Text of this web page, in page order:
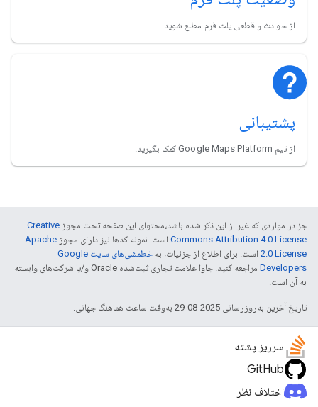
از حوادث و قطعی پلت فرم مطلع شوید.
پشتیبانی
از تیم Google Maps Platform کمک بگیرید.
جز در مواردی که غیر از این ذکر شده باشد،‌محتوای این صفحه تحت مجوز Creative
Commons Attribution 4.0 License است. نمونه کدها نیز دارای مجوز Apache
2.0 License است. برای اطلاع از جزئیات، به
خطمشی‌های سایت Google
Developers‏
مراجعه کنید. جاوا علامت تجاری ثبت‌شده Oracle و/یا شرکت‌های وابسته
به آن است.
تاریخ آخرین به‌روزرسانی 2025-08-29 به‌وقت ساعت هماهنگ جهانی.
سرریز پشته
GitHub
اختلاف نظر